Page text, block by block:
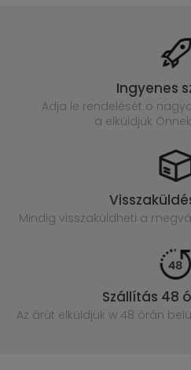
Ingyenes
Adja le rendelését o
a elküldjük Önnek
Mindig visszaküldheti a
Szállítás 48
Az árút elküldjük w 48 órán